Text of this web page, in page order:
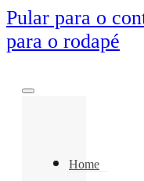
Pular para o
para o rodapé
Home